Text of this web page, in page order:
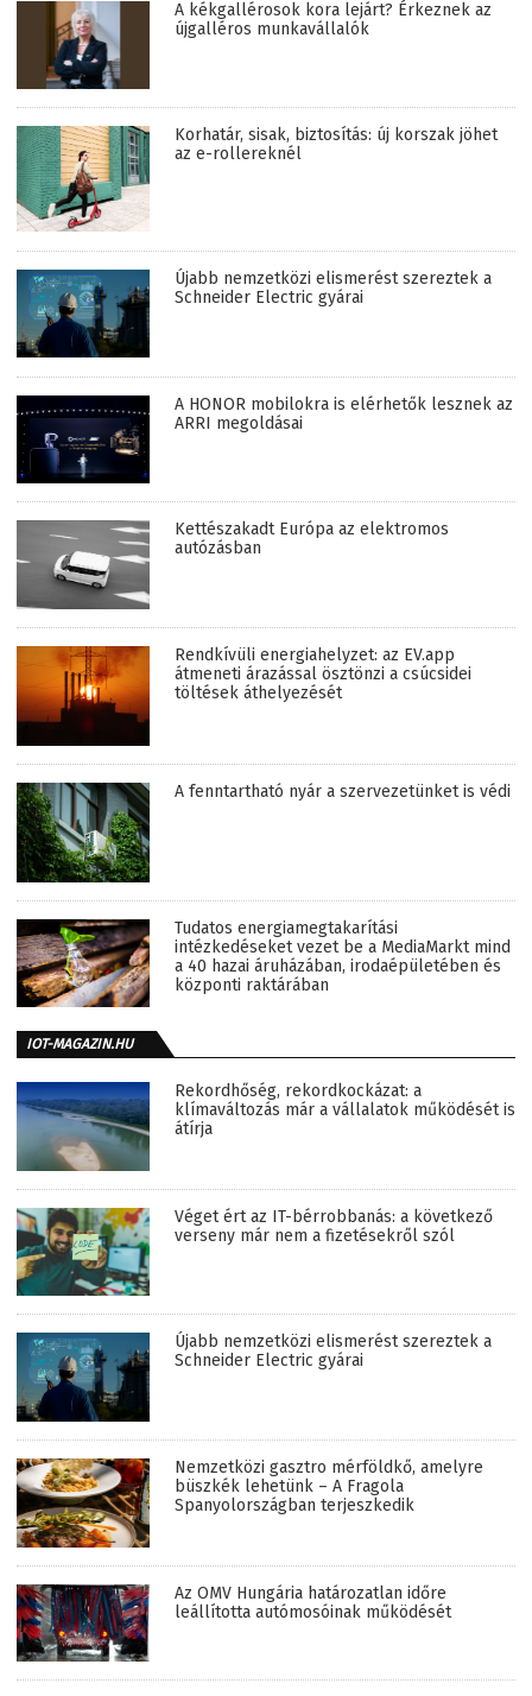
A kékgallérosok kora lejárt? Érkeznek az
újgalléros munkavállalók
Korhatár, sisak, biztosítás: új korszak jöhet
az e-rollereknél
Újabb nemzetközi elismerést szereztek a
Schneider Electric gyárai
A HONOR mobilokra is elérhetők lesznek az
ARRI megoldásai
Kettészakadt Európa az elektromos
autózásban
Rendkívüli energiahelyzet: az EV.app
átmeneti árazással ösztönzi a csúcsidei
töltések áthelyezését
A fenntartható nyár a szervezetünket is védi
Tudatos energiamegtakarítási
intézkedéseket vezet be a MediaMarkt mind
a 40 hazai áruházában, irodaépületében és
központi raktárában
IOT-MAGAZIN.HU
Rekordhőség, rekordkockázat: a
klímaváltozás már a vállalatok működését is
átírja
Véget ért az IT-bérrobbanás: a következő
verseny már nem a fizetésekről szól
Újabb nemzetközi elismerést szereztek a
Schneider Electric gyárai
Nemzetközi gasztro mérföldkő, amelyre
büszkék lehetünk – A Fragola
Spanyolországban terjeszkedik
Az OMV Hungária határozatlan időre
leállította autómosóinak működését